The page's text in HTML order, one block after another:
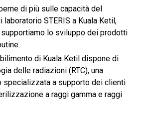
di più sulle capacità del
STERIS a Kuala Ketil,
lo sviluppo dei prodotti
di Kuala Ketil dispone di
delle radiazioni (RTC), una
specializzata a supporto dei clienti
a raggi gamma e raggi